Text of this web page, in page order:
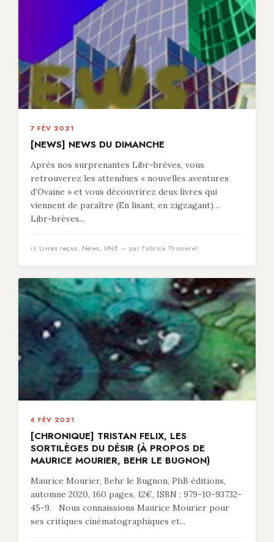
7 FÉV 2021
[NEWS] NEWS DU DIMANCHE
Après nos surprenantes Libr-brèves, vous
retrouverez les attendues « nouvelles aventures
d’Ovaine » et vous découvrirez deux livres qui
viennent de paraître (En lisant, en zigzagant)…
Libr-brèves...
in Livres reçus, News, UNE — par Fabrice Thumerel
6 FÉV 2021
[CHRONIQUE] TRISTAN FELIX, LES
SORTILÈGES DU DÉSIR (À PROPOS DE
MAURICE MOURIER, BEHR LE BUGNON)
Maurice Mourier, Behr le Bugnon, PhB éditions,
automne 2020, 160 pages, 12€, ISBN : 979-10-93732-
45-9. Nous connaissions Maurice Mourier pour
ses critiques cinématographiques et...